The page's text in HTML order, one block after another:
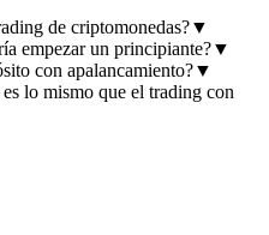
de criptomonedas?▼
empezar un principiante?▼
con apalancamiento?▼
lo mismo que el trading con